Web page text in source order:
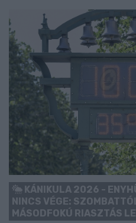
KÁNIKULA 2026 -
NINCS VÉGE:
MÁSODFOKÚ RIASZTÁS